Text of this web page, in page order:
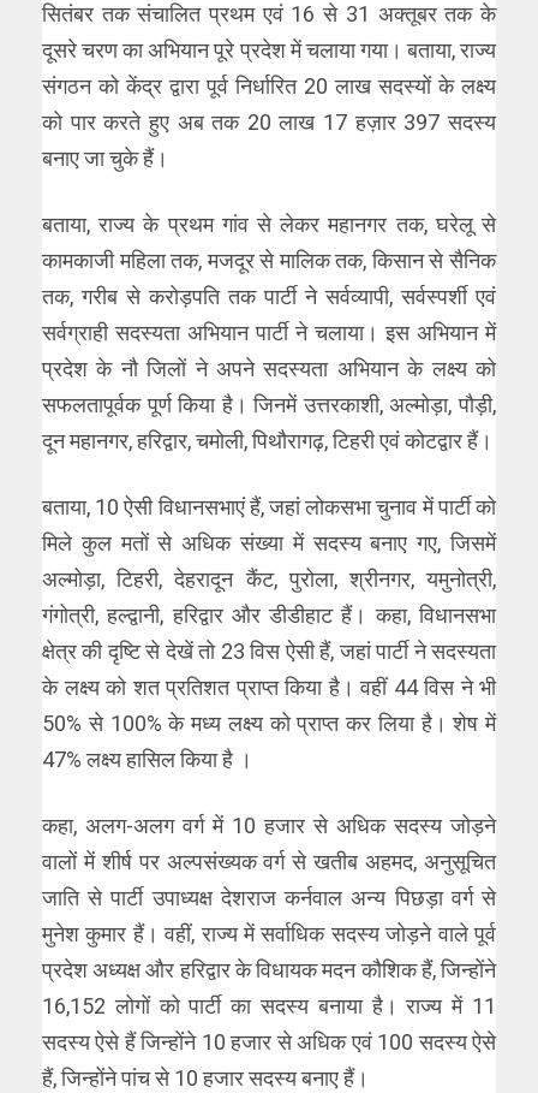
सितंबर तक संचालित प्रथम एवं 16 से 31 अक्तूबर तक के
दूसरे चरण का अभियान पूरे प्रदेश में चलाया गया। बताया, राज्य
संगठन को केंद्र द्वारा पूर्व निर्धारित 20 लाख सदस्यों के लक्ष्य
को पार करते हुए अब तक 20 लाख 17 हज़ार 397 सदस्य
बनाए जा चुके हैं।
बताया, राज्य के प्रथम गांव से लेकर महानगर तक, घरेलू से
कामकाजी महिला तक, मजदूर से मालिक तक, किसान से सैनिक
तक, गरीब से करोड़पति तक पार्टी ने सर्वव्यापी, सर्वस्पर्शी एवं
सर्वग्राही सदस्यता अभियान पार्टी ने चलाया। इस अभियान में
प्रदेश के नौ जिलों ने अपने सदस्यता अभियान के लक्ष्य को
सफलतापूर्वक पूर्ण किया है। जिनमें उत्तरकाशी, अल्मोड़ा, पौड़ी,
दून महानगर, हरिद्वार, चमोली, पिथौरागढ़, टिहरी एवं कोटद्वार हैं।
बताया, 10 ऐसी विधानसभाएं हैं, जहां लोकसभा चुनाव में पार्टी को
मिले कुल मतों से अधिक संख्या में सदस्य बनाए गए, जिसमें
अल्मोड़ा, टिहरी, देहरादून कैंट, पुरोला, श्रीनगर, यमुनोत्री,
गंगोत्री, हल्द्वानी, हरिद्वार और डीडीहाट हैं। कहा, विधानसभा
क्षेत्र की दृष्टि से देखें तो 23 विस ऐसी हैं, जहां पार्टी ने सदस्यता
के लक्ष्य को शत प्रतिशत प्राप्त किया है। वहीं 44 विस ने भी
50% से 100% के मध्य लक्ष्य को प्राप्त कर लिया है। शेष में
47% लक्ष्य हासिल किया है ।
कहा, अलग-अलग वर्ग में 10 हजार से अधिक सदस्य जोड़ने
वालों में शीर्ष पर अल्पसंख्यक वर्ग से खतीब अहमद, अनुसूचित
जाति से पार्टी उपाध्यक्ष देशराज कर्नवाल अन्य पिछड़ा वर्ग से
मुनेश कुमार हैं। वहीं, राज्य में सर्वाधिक सदस्य जोड़ने वाले पूर्व
प्रदेश अध्यक्ष और हरिद्वार के विधायक मदन कौशिक हैं, जिन्होंने
16,152 लोगों को पार्टी का सदस्य बनाया है। राज्य में 11
सदस्य ऐसे हैं जिन्होंने 10 हजार से अधिक एवं 100 सदस्य ऐसे
हैं, जिन्होंने पांच से 10 हजार सदस्य बनाए हैं।